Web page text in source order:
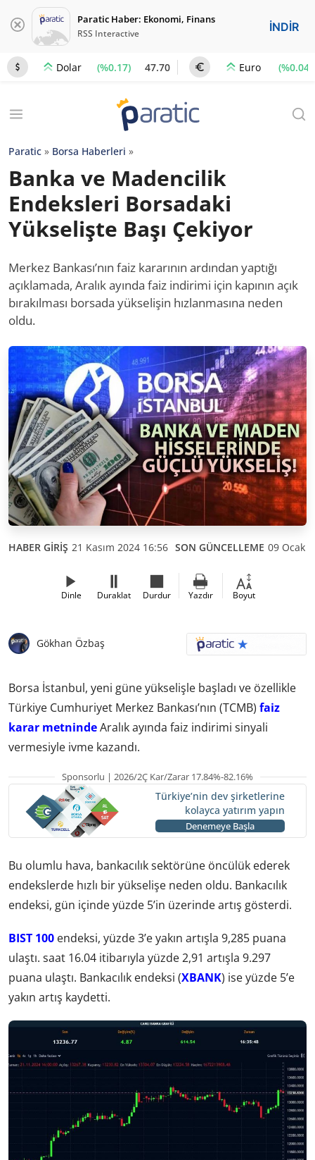
Paratic Haber: Ekonomi, Finans
RSS Interactive İNDİR
Dolar (%0.17) 47.70 Euro (%0.04)
Paratic » Borsa Haberleri »
Banka ve Madencilik
Endeksleri Borsadaki
Yükselişte Başı Çekiyor
Merkez Bankası’nın faiz kararının ardından yaptığı
açıklamada, Aralık ayında faiz indirimi için kapının açık
bırakılması borsada yükselişin hızlanmasına neden
oldu.
HABER GİRİŞ 21 Kasım 2024 16:56 SON GÜNCELLEME 09 Ocak
Dinle Duraklat Durdur Yazdır Boyut
Gökhan Özbaş
Borsa İstanbul, yeni güne yükselişle başladı ve özellikle
Türkiye Cumhuriyet Merkez Bankası’nın (TCMB) faiz
karar metnindeAralık ayında faiz indirimi sinyali
vermesiyle ivme kazandı.
Sponsorlu | 2026/2Ç Kar/Zarar 17.84%-82.16%
Türkiye’nin dev şirketlerine
kolayca yatırım yapın
Denemeye Başla
Bu olumlu hava, bankacılık sektörüne öncülük ederek
endekslerde hızlı bir yükselişe neden oldu. Bankacılık
endeksi, gün içinde yüzde 5’in üzerinde artış gösterdi.
BIST 100 endeksi, yüzde 3’e yakın artışla 9,285 puana
ulaştı. saat 16.04 itibarıyla yüzde 2,91 artışla 9.297
puana ulaştı. Bankacılık endeksi (XBANK) ise yüzde 5’e
yakın artış kaydetti.